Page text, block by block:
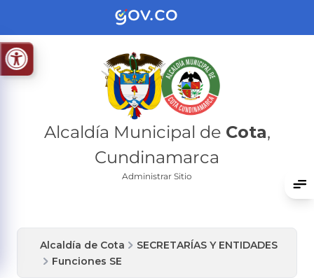
Alcaldía Municipal de Cota,
Cundinamarca
Administrar Sitio
Alcaldía de Cota
SECRETARÍAS Y ENTIDADES
Funciones SE